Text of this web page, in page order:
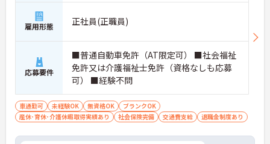
雇用形態 正社員(正職員)
応募要件
■普通自動車免許（AT限定可） ■社会福祉
免許又は介護福祉士免許（資格なしも応募
可） ■経験不問
車通勤可 未経験OK 無資格OK
ブランクOK
産休･育休･介護休暇取得実績あり
社会保険完備 交通費支給 退職金制度あり